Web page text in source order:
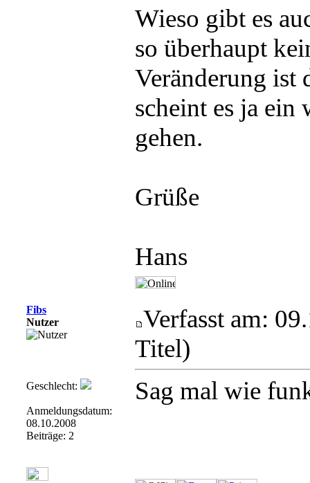
Wieso gibt es
so überhaupt
Veränderung ist
scheint es ja ein
gehen.
Grüße
Hans
Fibs
Nutzer
Geschlecht:
Anmeldungsdatum:
08.10.2008
Beiträge: 2
Verfasst am:
Titel)
Sag mal wie